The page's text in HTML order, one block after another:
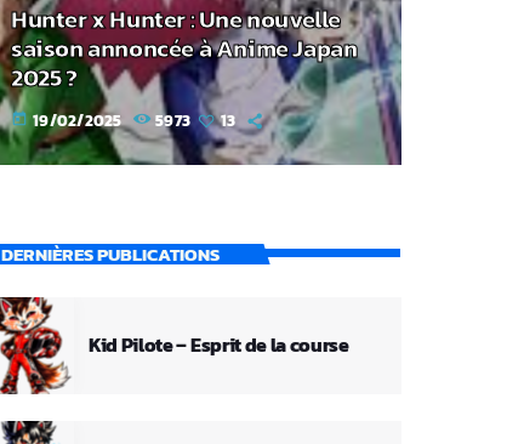
Hunter x Hunter : Une nouvelle
saison annoncée à Anime Japan
2025 ?
today 19/02/2025 5973 13
DERNIÈRES PUBLICATIONS
Kid Pilote – Esprit de la course